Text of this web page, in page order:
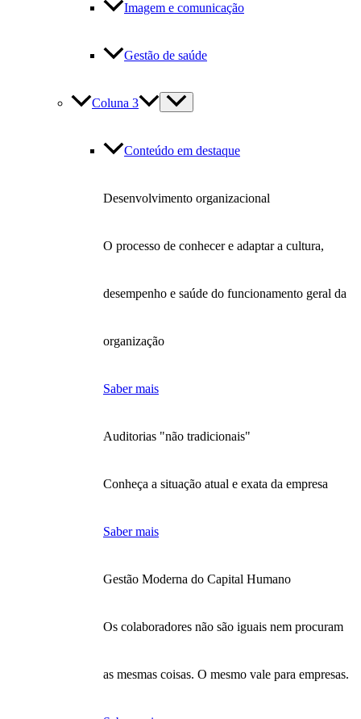
Imagem e comunicação
Gestão de saúde
Coluna 3
Conteúdo em destaque
Desenvolvimento organizacional
O processo de conhecer e adaptar a cultura,
desempenho e saúde do funcionamento geral da
organização
Saber mais
Auditorias "não tradicionais"
Conheça a situação atual e exata da empresa
Saber mais
Gestão Moderna do Capital Humano
Os colaboradores não são iguais nem procuram
as mesmas coisas. O mesmo vale para empresas.